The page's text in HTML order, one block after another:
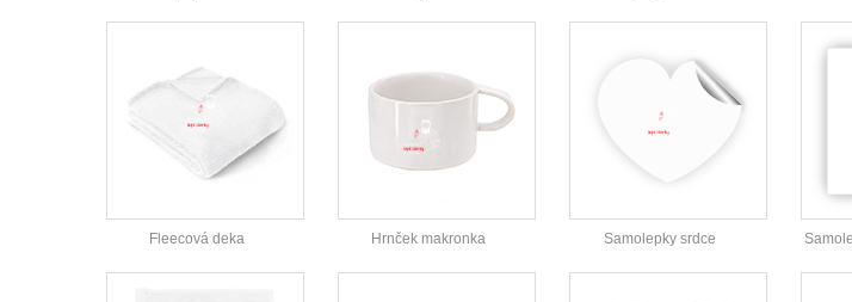
Fleecová deka Hrnček makronka Samolepky srdce